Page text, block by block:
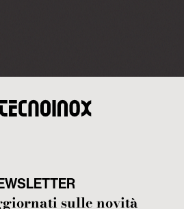
sulle novità